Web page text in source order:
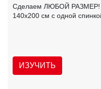
Сделаем ЛЮБОЙ РАЗМЕР!
140х200 см с одной
ИЗУЧИТЬ